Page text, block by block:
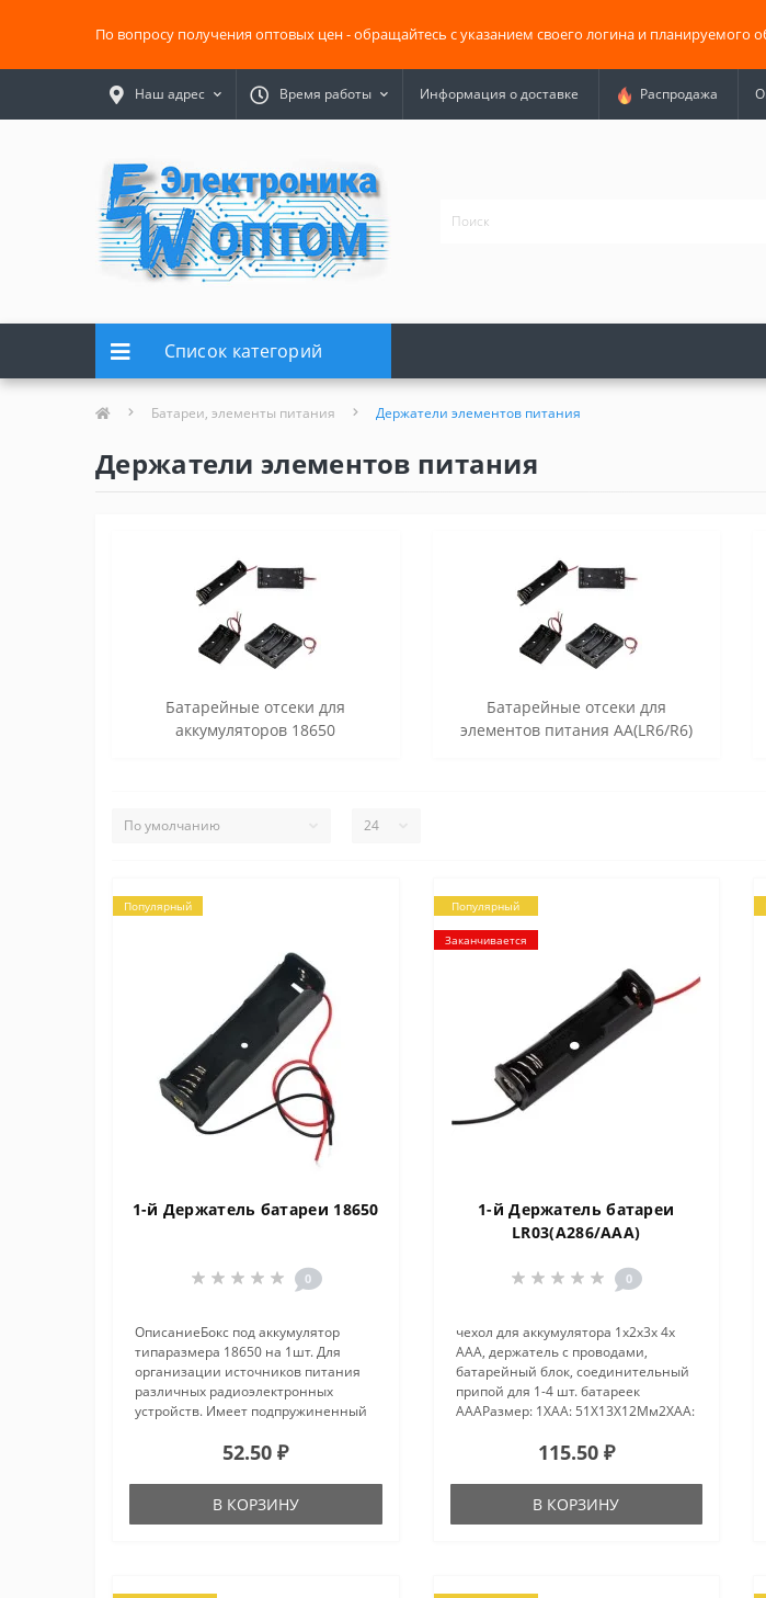
По вопросу получения оптовых цен - обращайтесь с указанием своего логина и планируемого
Наш адрес Время работы Информация о доставке Распродажа
Список категорий
Батареи, элементы питания Держатели элементов питания
Держатели элементов питания
Батарейные отсеки для
аккумуляторов 18650
Батарейные отсеки для
элементов питания AA(LR6/R6)
Популярный
1-й Держатель батареи 18650
0
ОписаниеБокс под аккумулятор
типаразмера 18650 на 1шт. Для
организации источников питания
различных радиоэлектронных
устройств. Имеет подпружиненный
последовательное.Материал
проводов 15..
52.50 ₽
В КОРЗИНУ
Популярный
Заканчивается
1-й Держатель батареи
LR03(А286/AAA)
0
чехол для аккумулятора 1x2x3x 4x
AAA, держатель с проводами,
батарейный блок, соединительный
припой для 1-4 шт. батареек
AAAРазмер: 1XAA: 51X13X12Мм2XAA:
51X35X12mm4XAA: 51X50X12mm
вставки/пружины Цве..
115.50 ₽
В КОРЗИНУ